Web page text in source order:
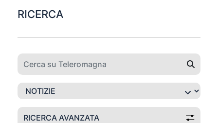
RICERCA
RICERCA AVANZATA